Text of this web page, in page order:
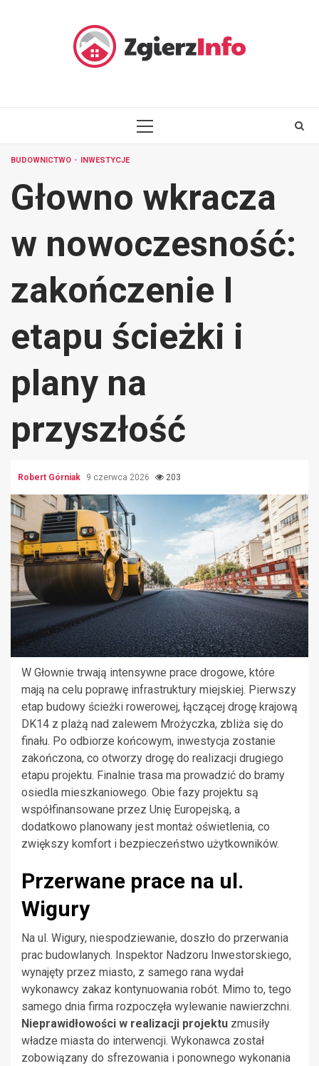
PRIMARY
BUDOWNICTWO INWESTYCJE
Głowno wkracza
w nowoczesność:
zakończenie I
etapu ścieżki i
plany na
przyszłość
Robert Górniak 9 czerwca 2026 203
W Głownie trwają intensywne prace drogowe, które
mają na celu poprawę infrastruktury miejskiej. Pierwszy
etap budowy ścieżki rowerowej, łączącej drogę krajową
DK14 z plażą nad zalewem Mrożyczka, zbliża się do
finału. Po odbiorze końcowym, inwestycja zostanie
zakończona, co otworzy drogę do realizacji drugiego
etapu projektu. Finalnie trasa ma prowadzić do bramy
osiedla mieszkaniowego. Obie fazy projektu są
współfinansowane przez Unię Europejską, a
dodatkowo planowany jest montaż oświetlenia, co
zwiększy komfort i bezpieczeństwo użytkowników.
Przerwane prace na ul.
Wigury
Na ul. Wigury, niespodziewanie, doszło do przerwania
prac budowlanych. Inspektor Nadzoru Inwestorskiego,
wynajęty przez miasto, z samego rana wydał
wykonawcy zakaz kontynuowania robót. Mimo to, tego
samego dnia firma rozpoczęła wylewanie nawierzchni.
Nieprawidłowości w realizacji projektu zmusiły
władze miasta do interwencji. Wykonawca został
zobowiązany do sfrezowania i ponownego wykonania